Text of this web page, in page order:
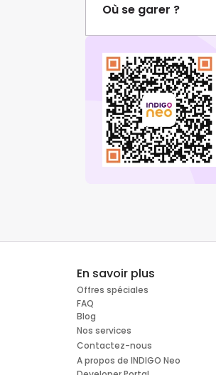
Où se garer ?
En savoir plus
Offres spéciales
FAQ
Blog
Nos services
Contactez-nous
A propos de INDIGO Neo